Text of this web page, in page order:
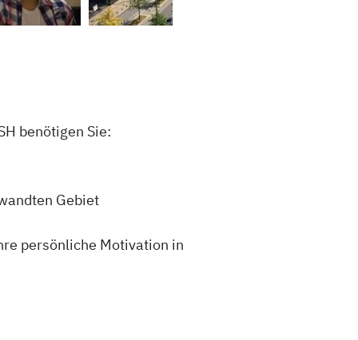
benötigen Sie:
Gebiet
persönliche Motivation in